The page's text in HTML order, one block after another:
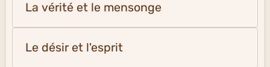
La vérité et le mensonge
Le désir et l'esprit